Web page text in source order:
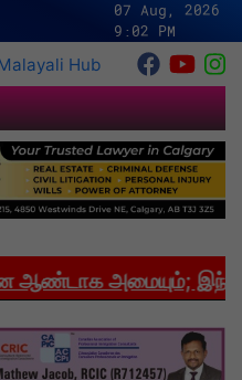
07 Aug, 2026
9:02 PM
Hub
அமையும்;